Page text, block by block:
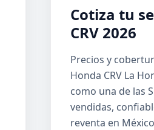
Cotiza tu
CRV 2026
Precios y
Honda CRV La
como una de las
vendidas,
reventa en